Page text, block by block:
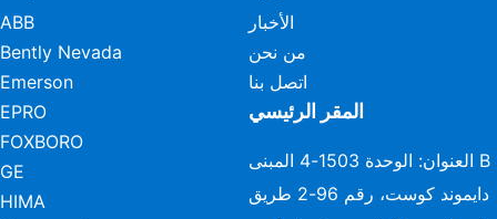
ABB
Bently Nevada
Emerson
EPRO
FOXBORO
GE
HIMA
الأخبار
من نحن
اتصل بنا
المقر الرئيسي
العنوان: الوحدة 1503-4 المبنى B
دايموند كوست، رقم 96-2 طريق